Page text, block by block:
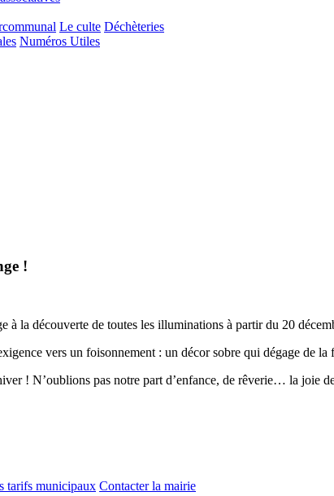
Le culte Déchèteries
Numéros Utiles
!
à la découverte de toutes les illuminations à partir du 20
vers un foisonnement : un décor sobre qui dégage de la
! N’oublions pas notre part d’enfance, de rêverie… la joie
tarifs municipaux Contacter la mairie